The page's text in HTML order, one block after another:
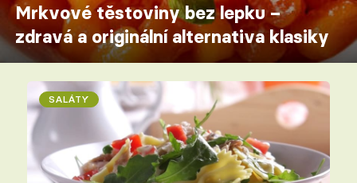
Mrkvové těstoviny bez lepku –
zdravá a originální alternativa klasiky
SALÁTY